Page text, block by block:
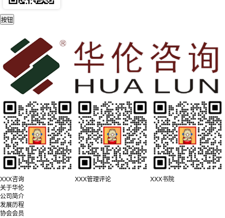
XXX咨询 XXX管理评论
XXX书院
关于华伦
公司简介
发展历程
协会会员